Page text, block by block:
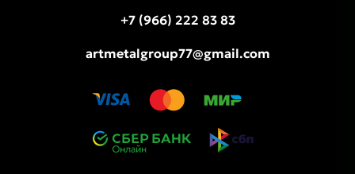
+7 (966) 222 83 83
artmetalgroup77@gmail.com